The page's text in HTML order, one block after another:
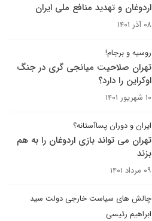
اردوغان و تهدید منافع ملی ایران
۰۸ آذر ۱۴۰۱
روسیه و برجام!
تهران صلاحیت میانجی گری در جنگ
اوکراین را دارد؟
۱۰ شهریور ۱۴۰۱
ایران و دوران پساآستانه؟
تهران می تواند بازی اردوغان را به هم
بزند
۰۹ مرداد ۱۴۰۱
چالش های سیاست خارجی دولت سید
ابراهیم رئیسی